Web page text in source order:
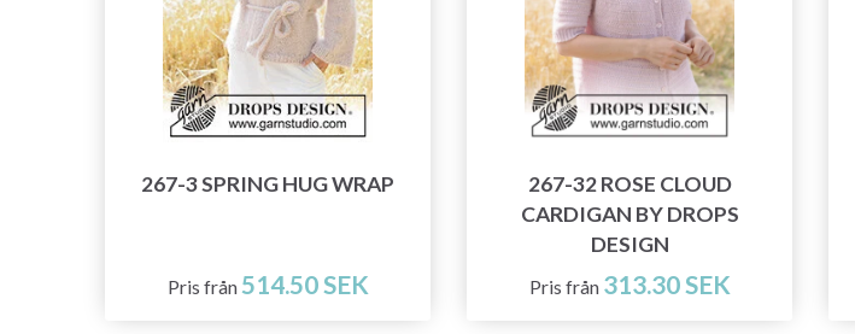
267-3 SPRING HUG WRAP
Pris från 514.50 SEK
267-32 ROSE CLOUD
CARDIGAN BY DROPS
DESIGN
Pris från 313.30 SEK